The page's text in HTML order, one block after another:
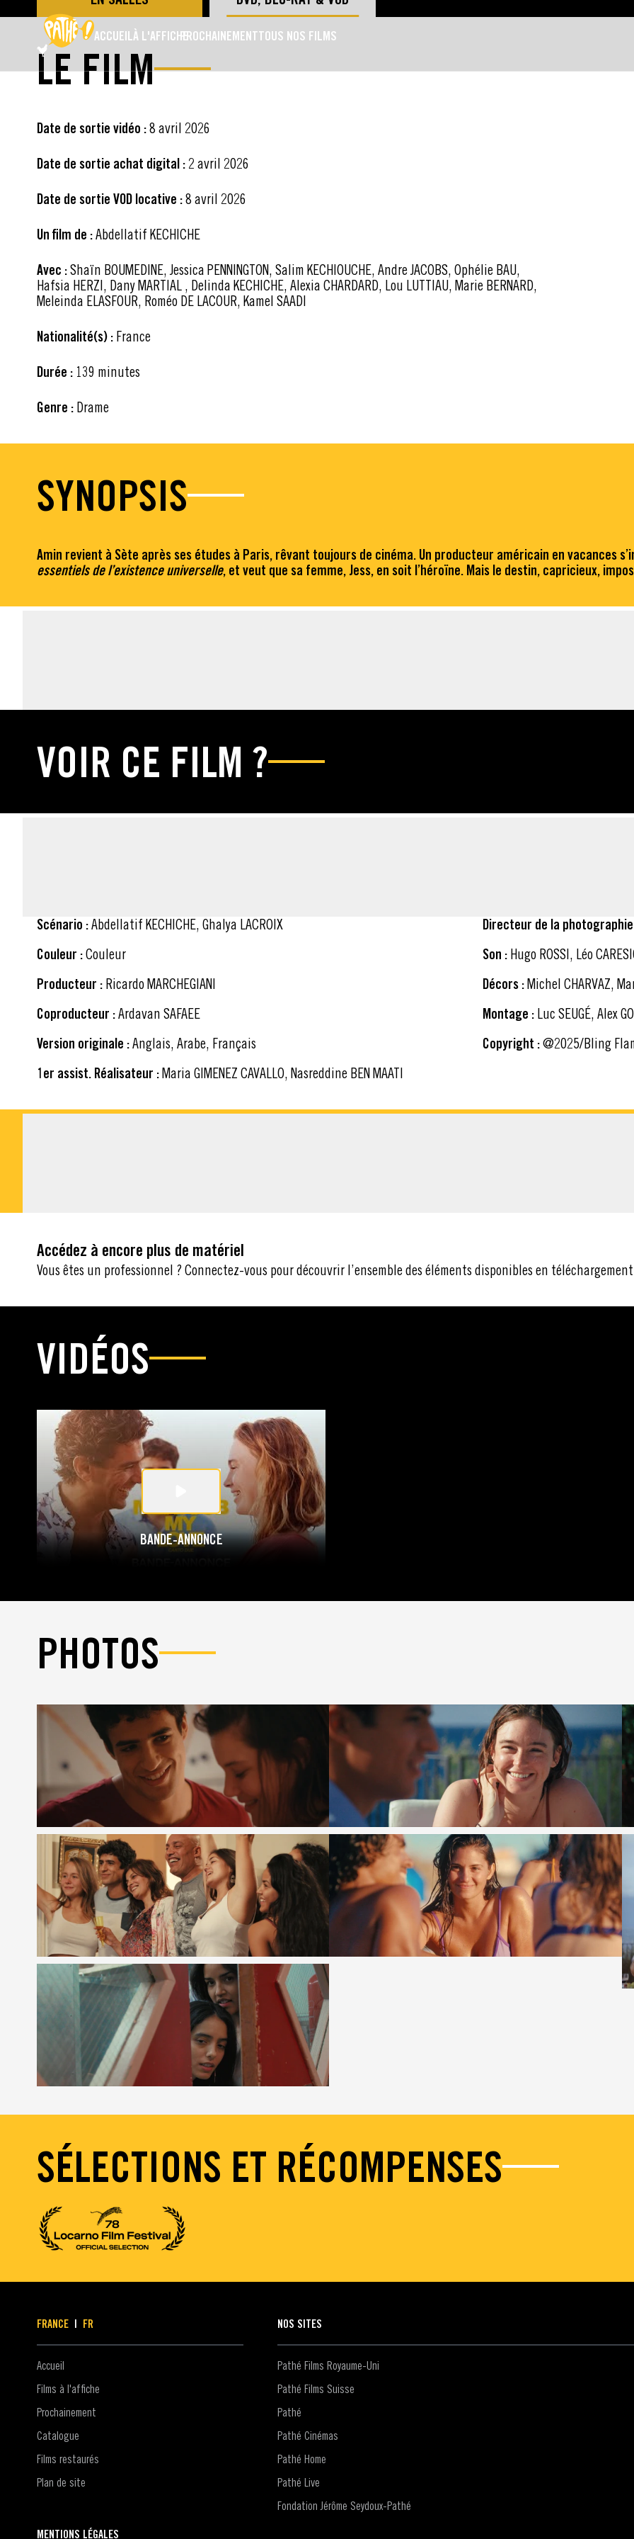
PASSER AU CONTENU PRINCIPAL
ACCUEILÀ L'AFFICHEPROCHAINEMENTTOUS NOS FILMS
LE FILM
Date de sortie vidéo :8 avril 2026
Date de sortie achat digital : 2 avril 2026
Date de sortie VOD locative :8 avril 2026
Un film de :Abdellatif KECHICHE
Avec :Shaïn BOUMEDINE, Jessica PENNINGTON, Salim KECHIOUCHE, Andre JACOBS, Ophélie BAU,
Hafsia HERZI, Dany MARTIAL , Delinda KECHICHE, Alexia CHARDARD, Lou LUTTIAU, Marie BERNARD,
Meleinda ELASFOUR, Roméo DE LACOUR, Kamel SAADI
Nationalité(s) : France
Durée : 139 minutes
Genre : Drame
SYNOPSIS
Amin revient à Sète après ses études à Paris, rêvant toujours de cinéma. Un producteur américain en vacances
essentiels de l’existence universelle, et veut que sa femme, Jess, en soit l’héroïne. Mais le destin, capricieux,
VOIR CE FILM ?
Scénario :Abdellatif KECHICHE, Ghalya LACROIX
Couleur :Couleur
Producteur : Ricardo MARCHEGIANI
Coproducteur :Ardavan SAFAEE
Version originale :Anglais, Arabe, Français
1er assist. Réalisateur :Maria GIMENEZ CAVALLO, Nasreddine BEN MAATI
Directeur de la
Son : Hugo ROSSI, Léo
Décors :Michel CHARVAZ,
Montage : Luc SEUGÉ, Alex
Copyright :@2025/Bling
Accédez à encore plus de matériel
Vous êtes un professionnel ? Connectez-vous pour découvrir l’ensemble des éléments disponibles en
VIDÉOS
BANDE-ANNONCE
PHOTOS
SÉLECTIONS ET RÉCOMPENSES
FRANCE | FR
Accueil
Films à l'affiche
Prochainement
Catalogue
Films restaurés
Plan de site
NOS SITES
Pathé Films Royaume-Uni
Pathé Films Suisse
Pathé
Pathé Cinémas
Pathé Home
Pathé Live
Fondation Jérôme Seydoux-Pathé
MENTIONS LÉGALES